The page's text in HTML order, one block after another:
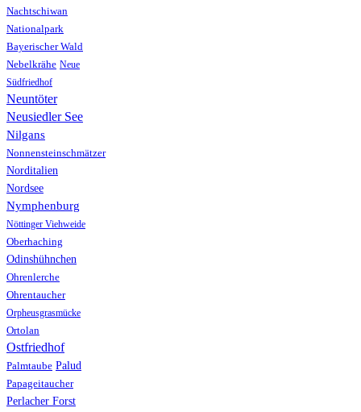
Nachtschiwan
Nationalpark
Bayerischer Wald
Nebelkrähe Neue
Südfriedhof
Neuntöter
Neusiedler See
Nilgans
Nonnensteinschmätzer
Norditalien
Nordsee
Nymphenburg
Nöttinger Viehweide
Oberhaching
Odinshühnchen
Ohrenlerche
Ohrentaucher
Orpheusgrasmücke
Ortolan
Ostfriedhof
Palmtaube Palud
Papageitaucher
Perlacher Forst